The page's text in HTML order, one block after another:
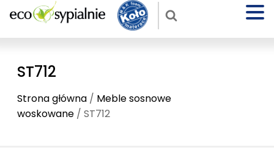
ST712
Strona główna / Meble sosnowe
woskowane / ST712